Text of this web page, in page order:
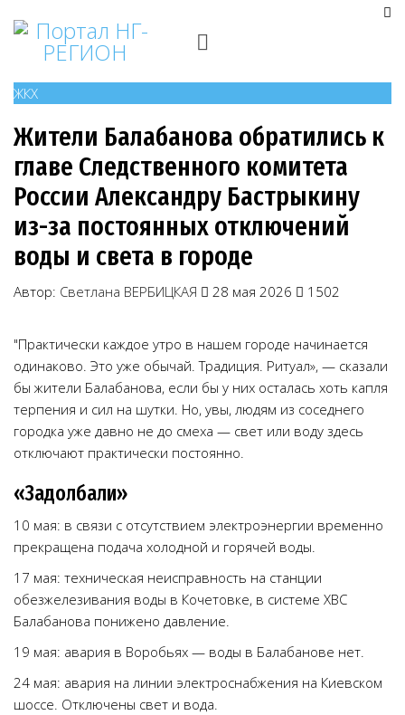
ЖКХ
Жители Балабанова обратились к
главе Следственного комитета
России Александру Бастрыкину
из-за постоянных отключений
воды и света в городе
Автор: Светлана ВЕРБИЦКАЯ 28 мая 2026 1502
"Практически каждое утро в нашем городе начинается
одинаково. Это уже обычай. Традиция. Ритуал», — сказали
бы жители Балабанова, если бы у них осталась хоть капля
терпения и сил на шутки. Но, увы, людям из соседнего
городка уже давно не до смеха — свет или воду здесь
отключают практически постоянно.
«Задолбали»
10 мая: в связи с отсутствием электроэнергии временно
прекращена подача холодной и горячей воды.
17 мая: техническая неисправность на станции
обезжелезивания воды в Кочетовке, в системе ХВС
Балабанова понижено давление.
19 мая: авария в Воробьях — воды в Балабанове нет.
24 мая: авария на линии электроснабжения на Киевском
шоссе. Отключены свет и вода.